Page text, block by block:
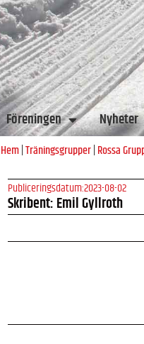
Föreningen Nyheter
Hem|Träningsgrupper|Rossa
Publiceringsdatum:2023-08-02
Skribent: Emil Gyllroth